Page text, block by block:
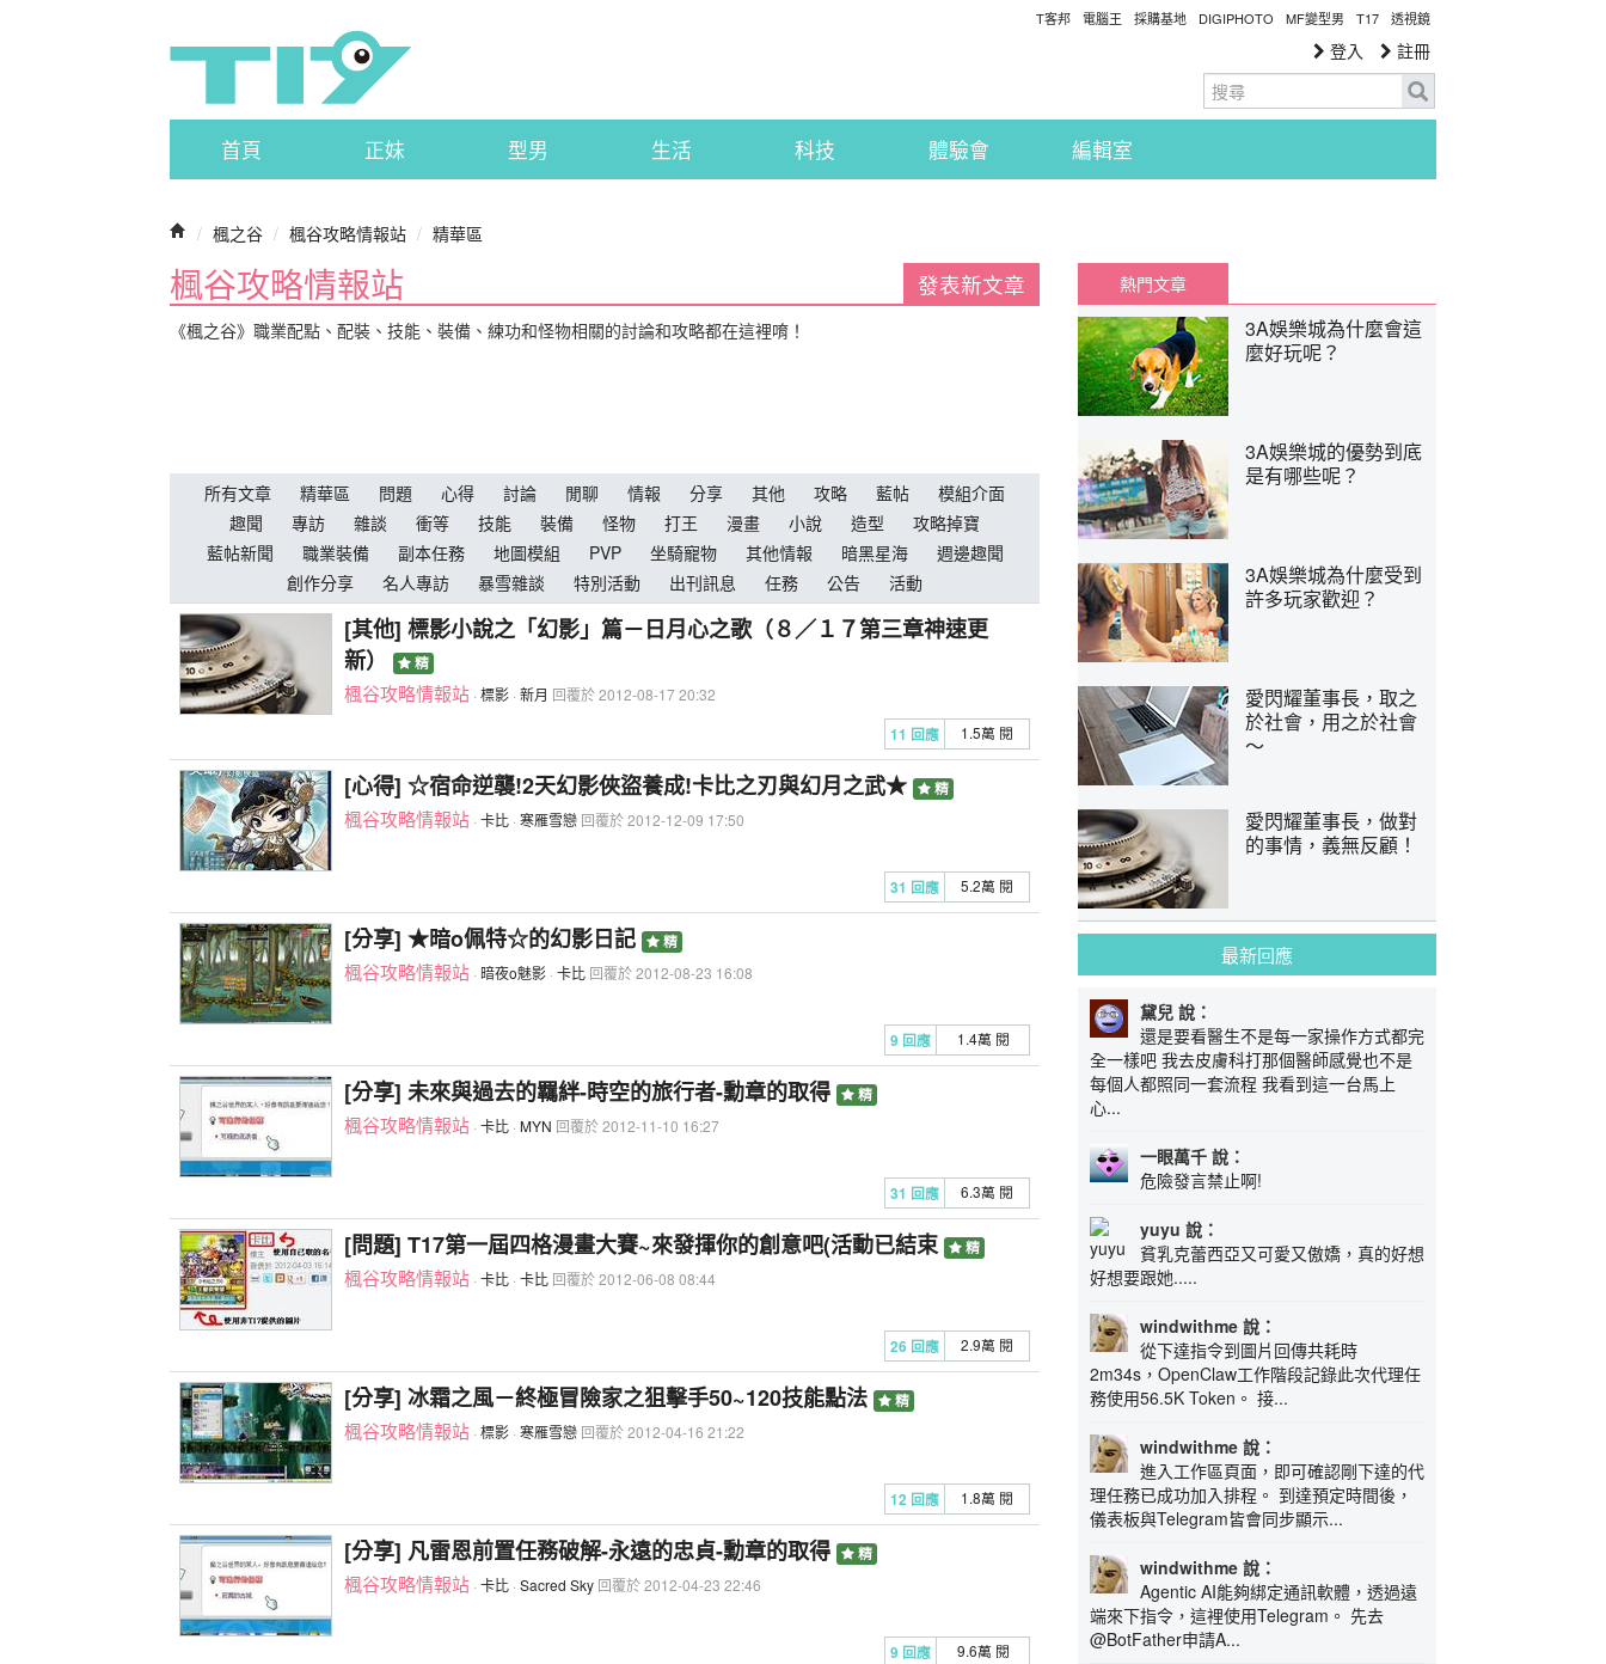
T客邦 電腦王 採購基地 DIGIPHOTO MF變型男 T17 透視鏡
登入 註冊
首頁 正妹 型男 生活 科技 體驗會 編輯室
/ 楓之谷 / 楓谷攻略情報站 / 精華區
發表新文章
楓谷攻略情報站
《楓之谷》職業配點、配裝、技能、裝備、練功和怪物相關的討論和攻略都在這裡唷！
所有文章 精華區 問題 心得 討論 閒聊 情報 分享 其他 攻略 藍帖
模組介面
趣聞
專訪 雜談 衝等 技能 裝備 怪物 打王 漫畫 小說 造型
攻略掉寶
藍帖新聞
職業裝備 副本任務 地圖模組 PVP 坐騎寵物 其他情報 暗黑星海
週邊趣聞
創作分享
名人專訪 暴雪雜談 特別活動 出刊訊息 任務 公告 活動
[其他] 標影小說之「幻影」篇－日月心之歌（８／１７第三章神速更
新）
精
楓谷攻略情報站 · 標影 · 新月 回覆於 2012-08-17 20:32
11 回應
1.5萬 閱
[心得] ☆宿命逆襲!2天幻影俠盜養成!卡比之刃與幻月之武★ 精
楓谷攻略情報站 · 卡比 · 寒雁雪戀 回覆於 2012-12-09 17:50
31 回應 5.2萬 閱
[分享] ★暗o佩特☆的幻影日記 精
楓谷攻略情報站 · 暗夜o魅影 · 卡比 回覆於 2012-08-23 16:08
9 回應 1.4萬 閱
[分享] 未來與過去的羈絆-時空的旅行者-勳章的取得 精
楓谷攻略情報站 · 卡比 · MYN 回覆於 2012-11-10 16:27
31 回應 6.3萬 閱
[問題] T17第一屆四格漫畫大賽~來發揮你的創意吧(活動已結束 精
楓谷攻略情報站 · 卡比 · 卡比 回覆於 2012-06-08 08:44
26 回應 2.9萬 閱
[分享] 冰霜之風－終極冒險家之狙擊手50~120技能點法 精
楓谷攻略情報站 · 標影 · 寒雁雪戀 回覆於 2012-04-16 21:22
12 回應 1.8萬 閱
[分享] 凡雷恩前置任務破解-永遠的忠貞-勳章的取得 精
楓谷攻略情報站 · 卡比 · Sacred Sky 回覆於 2012-04-23 22:46
9 回應 9.6萬 閱
熱門文章
3A娛樂城為什麼會這
麼好玩呢？
3A娛樂城的優勢到底
是有哪些呢？
3A娛樂城為什麼受到
許多玩家歡迎？
愛閃耀董事長，取之
於社會，用之於社會
～
愛閃耀董事長，做對
的事情，義無反顧！
最新回應
黛兒 說：
還是要看醫生不是每一家操作方式都完
全一樣吧 我去皮膚科打那個醫師感覺也不是
每個人都照同一套流程 我看到這一台馬上
心...
一眼萬千 說：
危險發言禁止啊!
yuyu 說：
貧乳克蕾西亞又可愛又傲嬌，真的好想
好想要跟她.....
windwithme 說：
從下達指令到圖片回傳共耗時
2m34s，OpenClaw工作階段記錄此次代理任
務使用56.5K Token。 接...
windwithme 說：
進入工作區頁面，即可確認剛下達的代
理任務已成功加入排程。 到達預定時間後，
儀表板與Telegram皆會同步顯示...
windwithme 說：
Agentic AI能夠綁定通訊軟體，透過遠
端來下指令，這裡使用Telegram。 先去
@BotFather申請A...